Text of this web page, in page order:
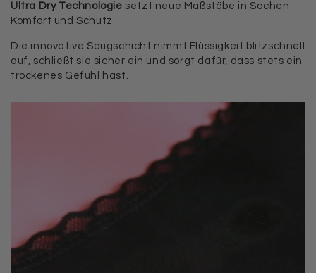
Ultra Dry Technologie setzt neue Maßstäbe in Sachen
Komfort und Schutz.
Die innovative Saugschicht nimmt Flüssigkeit blitzschnell
auf, schließt sie sicher ein und sorgt dafür, dass stets ein
trockenes Gefühl hast.